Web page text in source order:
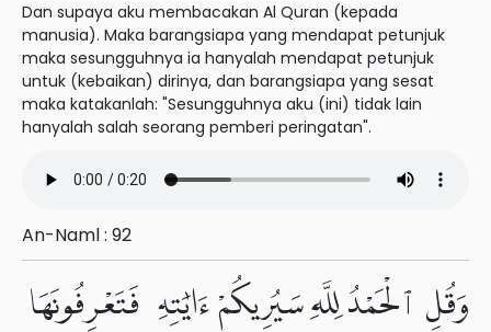
Dan supaya aku membacakan Al Quran (kepada
manusia). Maka barangsiapa yang mendapat petunjuk
maka sesungguhnya ia hanyalah mendapat petunjuk
untuk (kebaikan) dirinya, dan barangsiapa yang sesat
maka katakanlah: "Sesungguhnya aku (ini) tidak lain
hanyalah salah seorang pemberi peringatan".
An-Naml : 92
وَقُلِ ٱلْحَمْدُ لِلَّهِ سَيُرِيكُمْ ءَايَٰتِهِۦ فَتَعْرِفُونَهَا